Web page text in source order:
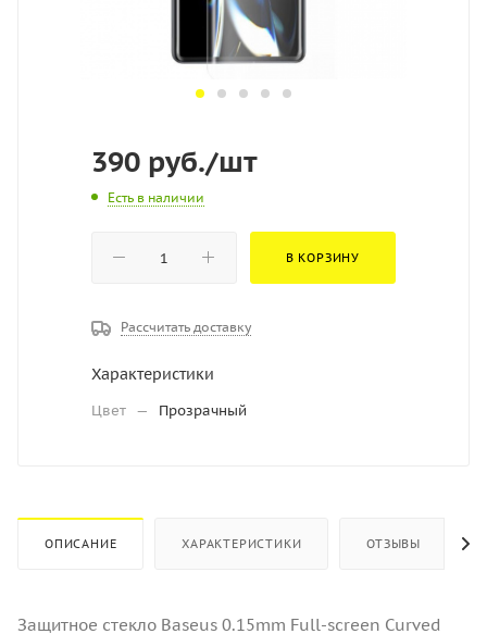
390 руб./шт
Есть в наличии
В КОРЗИНУ
Рассчитать доставку
Характеристики
Цвет — Прозрачный
ОПИСАНИЕ ХАРАКТЕРИСТИКИ ОТЗЫВЫ
Защитное стекло Baseus 0.15mm Full-screen Curved